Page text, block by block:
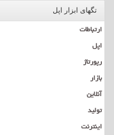
تگهای ابزار اپل
ارتباطات
اپل
رپورتاژ
بازار
آنلاین
تولید
اینترنت